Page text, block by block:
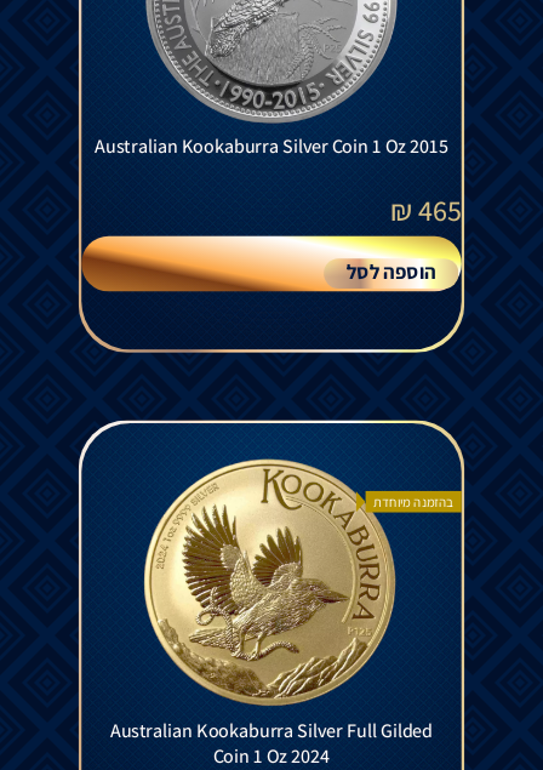
Australian Kookaburra Silver Coin 1 Oz 2015
465
₪
הוספה לסל
בהזמנה מיוחדת
Australian Kookaburra Silver Full Gilded
Coin 1 Oz 2024